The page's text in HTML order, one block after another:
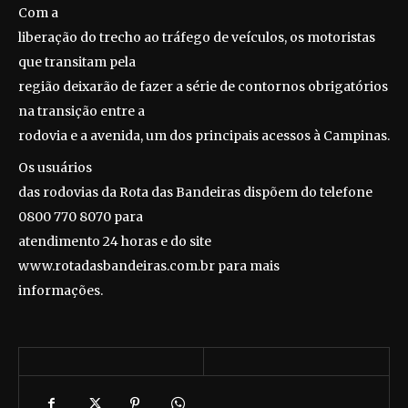
Com a
liberação do trecho ao tráfego de veículos, os motoristas
que transitam pela
região deixarão de fazer a série de contornos obrigatórios
na transição entre a
rodovia e a avenida, um dos principais acessos à Campinas.
Os usuários
das rodovias da Rota das Bandeiras dispõem do telefone
0800 770 8070 para
atendimento 24 horas e do site
www.rotadasbandeiras.com.br para mais
informações.